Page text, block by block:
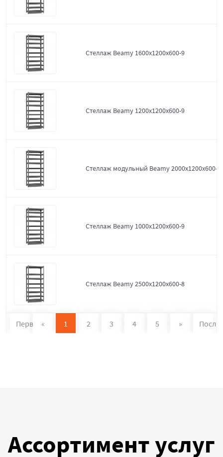
Стеллаж Beamy 1600x1200x600-9
Стеллаж Beamy 1200x1200x600-9
Стеллаж модульный Beamy 2000x1200x600-9
Стеллаж Beamy 1000x1200x600-9
Стеллаж Beamy 2500x1200x600-8
Первая « 1 2 3 4 5 »
Ассортимент услуг